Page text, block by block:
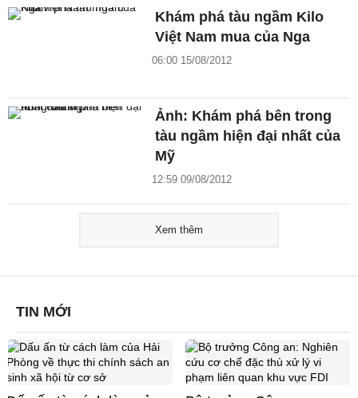
Khám phá tàu ngầm Kilo
Việt Nam mua của Nga
06:00 15/08/2012
Ảnh: Khám phá bên trong
tàu ngầm hiện đại nhất của
Mỹ
12:59 09/08/2012
Xem thêm
TIN MỚI